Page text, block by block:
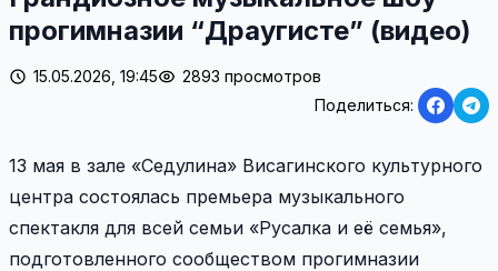
прогимназии “Драугисте” (видео)
15.05.2026, 19:45
2893 просмотров
Поделиться:
13 мая в зале «Седулина» Висагинского культурного
центра состоялась премьера музыкального
спектакля для всей семьи «Русалка и её семья»,
подготовленного сообществом прогимназии